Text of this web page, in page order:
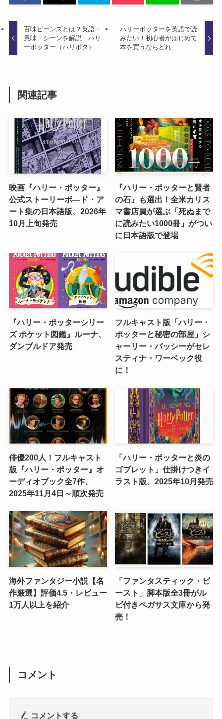
百味ビーンズとは？英語・
意味・シーンを解説｜ハリ
ーポッター（ハリポタ）
ハリーポッターを英語で読
みたい！初心者がはじめて
本を買うならどれ
関連記事
映画『ハリー・ポッター』
公式ストーリーボ―ド・ア
ート集の日本語版、2026年
10月上旬発売
『ハリー・ポッターと賢者
の石』も選出！全米カリス
マ書店員が選ぶ「死ぬまで
に読みたい1000冊」がつい
に日本語版で登場
『ハリー・ポッターシリー
ズ ポケット図鑑』ルーナ、
ダンブルドア発売
フルキャスト版「ハリー・
ポッターと秘密の部屋」シ
ャーリー・バッシーがセレ
スティナ・ワーベック役
に！
俳優200人！フルキャスト
版『ハリー・ポッター』オ
ーディオブック全7作、
2025年11月4日～順次発売
「ハリー・ポッターと炎の
ゴブレット」仕掛けつきイ
ラスト版、2025年10月発売
海外ファンタジー小説【名
作厳選】評価4.5・レビュー
1万人以上を紹介
「ファンタスティック・ビ
ースト」脚本版全3冊がル
ビ付きペガサス文庫から発
売！
コメント
コメントする